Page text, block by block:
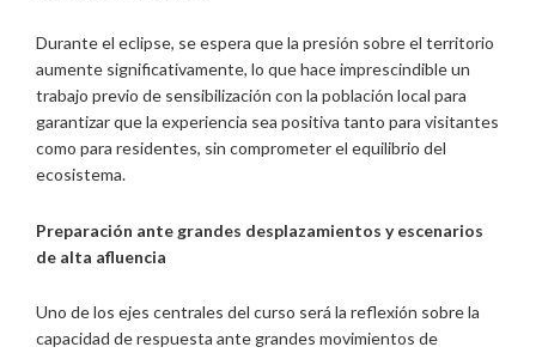
Durante el eclipse, se espera que la presión sobre el territorio
aumente significativamente, lo que hace imprescindible un
trabajo previo de sensibilización con la población local para
garantizar que la experiencia sea positiva tanto para visitantes
como para residentes, sin comprometer el equilibrio del
ecosistema.
Preparación ante grandes desplazamientos y escenarios
de alta afluencia
Uno de los ejes centrales del curso será la reflexión sobre la
capacidad de respuesta ante grandes movimientos de